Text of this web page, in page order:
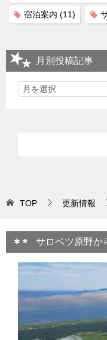
宿泊案内 (11)
月別投稿記事
TOP 更新情報
サロベツ原野か